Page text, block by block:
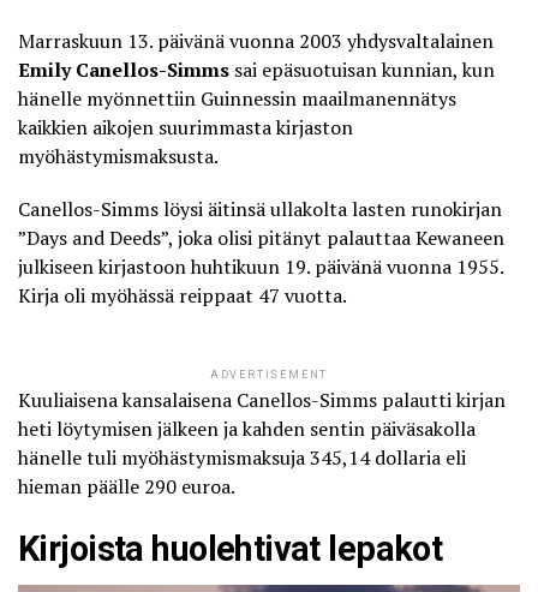
Marraskuun 13. päivänä vuonna 2003 yhdysvaltalainen
Emily Canellos-Simms sai epäsuotuisan kunnian, kun
hänelle myönnettiin Guinnessin maailmanennätys
kaikkien aikojen suurimmasta kirjaston
myöhästymismaksusta.
Canellos-Simms löysi äitinsä ullakolta lasten runokirjan
”Days and Deeds”, joka olisi pitänyt palauttaa Kewaneen
julkiseen kirjastoon huhtikuun 19. päivänä vuonna 1955.
Kirja oli myöhässä reippaat 47 vuotta.
ADVERTISEMENT
Kuuliaisena kansalaisena Canellos-Simms palautti kirjan
heti löytymisen jälkeen ja kahden sentin päiväsakolla
hänelle tuli myöhästymismaksuja 345,14 dollaria eli
hieman päälle 290 euroa.
Kirjoista huolehtivat lepakot